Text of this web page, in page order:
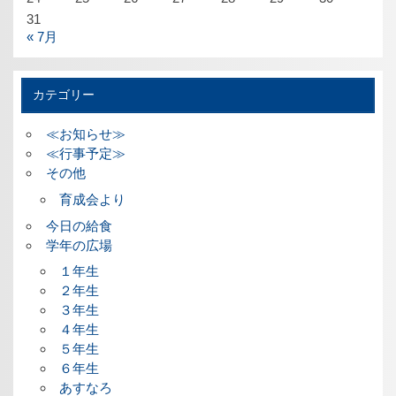
31
« 7月
カテゴリー
≪お知らせ≫
≪行事予定≫
その他
育成会より
今日の給食
学年の広場
１年生
２年生
３年生
４年生
５年生
６年生
あすなろ